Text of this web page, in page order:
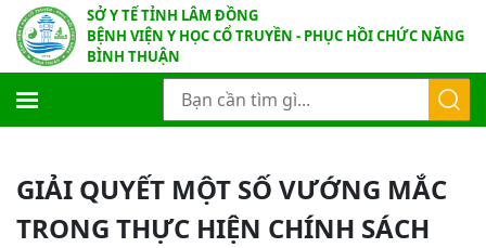
SỞ Y TẾ TỈNH LÂM ĐỒNG
BỆNH VIỆN Y HỌC CỔ TRUYỀN - PHỤC HỒI CHỨC NĂNG
BÌNH THUẬN
GIẢI QUYẾT MỘT SỐ VƯỚNG MẮC
TRONG THỰC HIỆN CHÍNH SÁCH